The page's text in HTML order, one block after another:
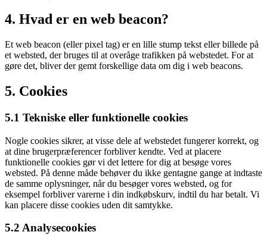
4. Hvad er en web beacon?
Et web beacon (eller pixel tag) er en lille stump tekst eller billede på
et websted, der bruges til at overåge trafikken på webstedet. For at
gøre det, bliver der gemt forskellige data om dig i web beacons.
5. Cookies
5.1 Tekniske eller funktionelle cookies
Nogle cookies sikrer, at visse dele af webstedet fungerer korrekt, og
at dine brugerpræferencer forbliver kendte. Ved at placere
funktionelle cookies gør vi det lettere for dig at besøge vores
websted. På denne måde behøver du ikke gentagne gange at indtaste
de samme oplysninger, når du besøger vores websted, og for
eksempel forbliver varerne i din indkøbskurv, indtil du har betalt. Vi
kan placere disse cookies uden dit samtykke.
5.2 Analysecookies